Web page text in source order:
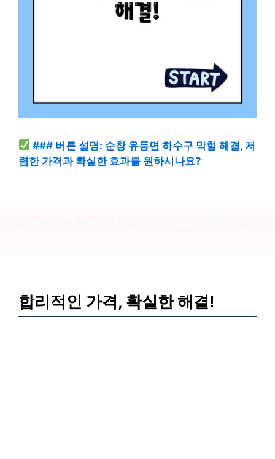
### 버튼 설명: 순창 유등면 하수구 막힘 해결, 저
렴한 가격과 확실한 효과를 원하시나요?
합리적인 가격, 확실한 해결!